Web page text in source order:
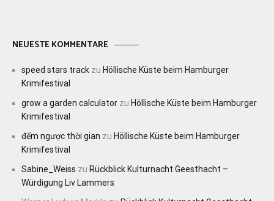
NEUESTE KOMMENTARE
speed stars track zu Höllische Küste beim Hamburger
Krimifestival
grow a garden calculator zu Höllische Küste beim Hamburger
Krimifestival
đếm ngược thời gian zu Höllische Küste beim Hamburger
Krimifestival
Sabine_Weiss zu Rückblick Kulturnacht Geesthacht –
Würdigung Liv Lammers